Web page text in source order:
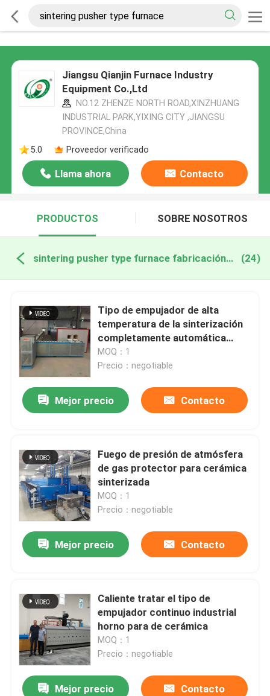
Jiangsu Qianjin Furnace Industry
Equipment Co.,Ltd
NO.12 ZHENZE NORTH ROAD,XINZHUANG
INDUSTRIAL PARK,YIXING CITY ,JIANGSU
PROVINCE,China
5.0
Proveedor verificado
Llama ahora Contacto
PRODUCTOS SOBRE NOSOTROS
sintering pusher type furnace fabricación en línea (24)
Tipo de empujador de alta
temperatura de la sinterización
completamente automática
horno
MOQ：1
Precio：negotiable
Mejor precio Contacto
Fuego de presión de atmósfera
de gas protector para cerámica
sinterizada
MOQ：1
Precio：negotiable
Mejor precio Contacto
Caliente tratar el tipo de
empujador continuo industrial
horno para de cerámica
MOQ：1
Precio：negotiable
Mejor precio Contacto